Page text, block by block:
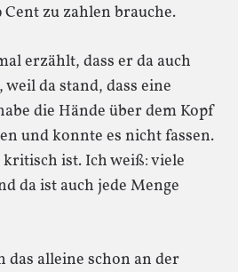
zu zahlen brauche.
erzählt, dass er da auch
da stand, dass eine
die Hände über dem Kopf
und konnte es nicht fassen.
ist. Ich weiß: viele
da ist auch jede Menge
alleine schon an der